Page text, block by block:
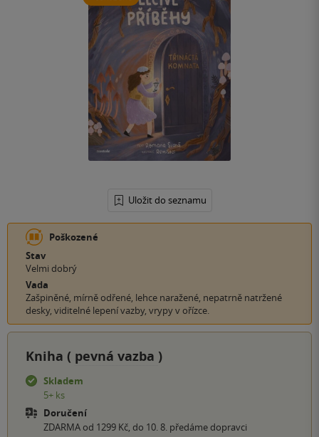
Uložit do seznamu
Poškozené
Stav
Velmi dobrý
Vada
Zašpiněné, mírně odřené, lehce naražené, nepatrně natržené
desky, viditelné lepení vazby, vrypy v ořízce.
Kniha ( pevná vazba )
Skladem
5+ ks
Doručení
ZDARMA od 1299 Kč, do 10. 8. předáme dopravci